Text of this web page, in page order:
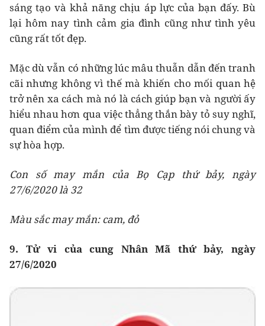
sáng tạo và khả năng chịu áp lực của bạn đấy. Bù
lại hôm nay tình cảm gia đình cũng như tình yêu
cũng rất tốt đẹp.
Mặc dù vẫn có những lúc mâu thuẫn dẫn đến tranh
cãi nhưng không vì thế mà khiến cho mối quan hệ
trở nên xa cách mà nó là cách giúp bạn và người ấy
hiểu nhau hơn qua việc thẳng thắn bày tỏ suy nghĩ,
quan điểm của mình để tìm được tiếng nói chung và
sự hòa hợp.
Con số may mắn của Bọ Cạp thứ bảy, ngày
27/6/2020 là 32
Màu sắc may mắn: cam, đỏ
9. Tử vi của cung Nhân Mã thứ bảy, ngày
27/6/2020